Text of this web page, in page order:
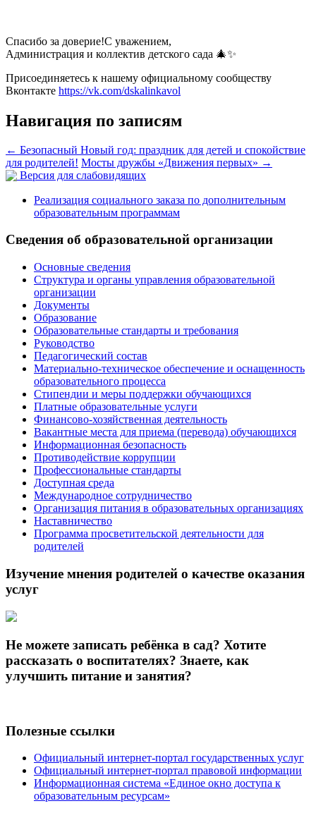
Спасибо за доверие!С уважением,
Администрация и коллектив детского сада 🎄✨
Присоединяетесь к нашему официальному сообществу
Вконтакте https://vk.com/dskalinkavol
Навигация по записям
← Безопасный Новый год: праздник для детей и спокойствие
для родителей! Мосты дружбы «Движения первых» →
Версия для слабовидящих
Реализация социального заказа по дополнительным
образовательным программам
Сведения об образовательной организации
Основные сведения
Структура и органы управления образовательной
организации
Документы
Образование
Образовательные стандарты и требования
Руководство
Педагогический состав
Материально-техническое обеспечение и оснащенность
образовательного процесса
Стипендии и меры поддержки обучающихся
Платные образовательные услуги
Финансово-хозяйственная деятельность
Вакантные места для приема (перевода) обучающихся
Информационная безопасность
Противодействие коррупции
Профессиональные стандарты
Доступная среда
Международное сотрудничество
Организация питания в образовательных организациях
Наставничество
Программа просветительской деятельности для
родителей
Изучение мнения родителей о качестве оказания
услуг
Не можете записать ребёнка в сад? Хотите
рассказать о воспитателях? Знаете, как
улучшить питание и занятия?
Полезные ссылки
Официальный интернет-портал государственных услуг
Официальный интернет-портал правовой информации
Информационная система «Единое окно доступа к
образовательным ресурсам»